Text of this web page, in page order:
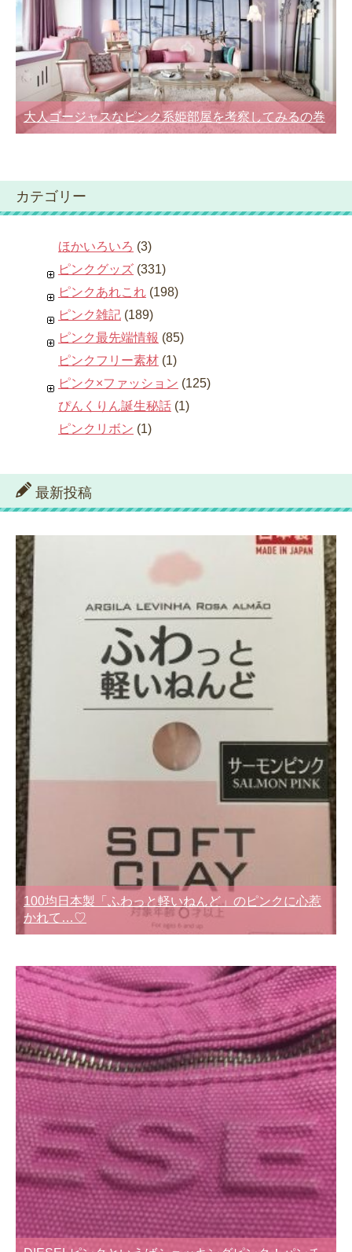
大人ゴージャスなピンク系姫部屋を考察してみるの巻
カテゴリー
ほかいろいろ (3)
ピンクグッズ (331)
ピンクあれこれ (198)
ピンク雑記 (189)
ピンク最先端情報 (85)
ピンクフリー素材 (1)
ピンク×ファッション (125)
ぴんくりん誕生秘話 (1)
ピンクリボン (1)
最新投稿
100均日本製「ふわっと軽いねんど」のピンクに心惹
かれて…♡